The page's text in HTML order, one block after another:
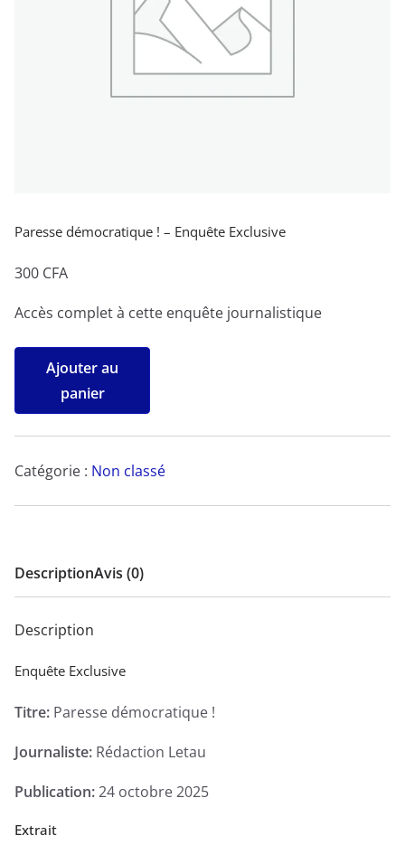
Paresse démocratique ! – Enquête Exclusive
300 CFA
Accès complet à cette enquête journalistique
quantité
Paresse
démocratique
Enquête
Ajouter au
panier
Catégorie : Non classé
DescriptionAvis (0)
Description
Enquête Exclusive
Titre: Paresse démocratique !
Journaliste: Rédaction Letau
Publication:24 octobre 2025
Extrait